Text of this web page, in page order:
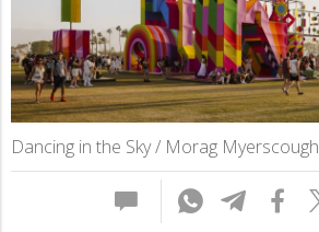
Dancing in the Sky / Morag Myerscough